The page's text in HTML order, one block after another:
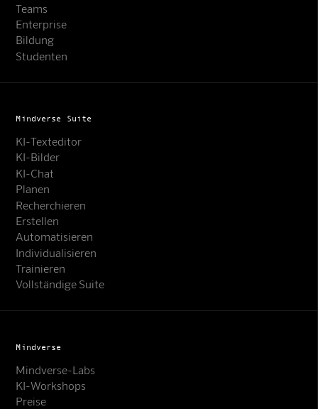
Teams
Enterprise
Bildung
Studenten
Mindverse Suite
KI-Texteditor
KI-Bilder
KI-Chat
Planen
Recherchieren
Erstellen
Automatisieren
Individualisieren
Trainieren
Vollständige Suite
Mindverse
Mindverse-Labs
KI-Workshops
Preise